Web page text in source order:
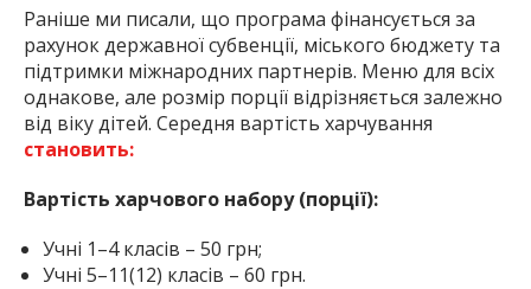
Раніше ми писали, що програма фінансується за
рахунок державної субвенції, міського бюджету та
підтримки міжнародних партнерів. Меню для всіх
однакове, але розмір порції відрізняється залежно
від віку дітей. Середня вартість харчування
становить:
Вартість харчового набору (порції):
Учні 1–4 класів – 50 грн;
Учні 5–11(12) класів – 60 грн.